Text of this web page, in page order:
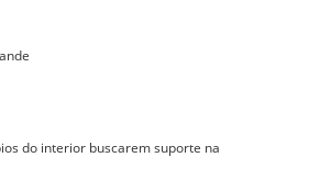
do interior buscarem suporte na